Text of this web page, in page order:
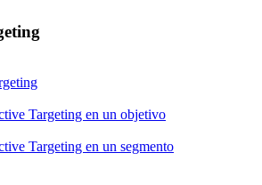
Targeting en un objetivo
Targeting en un segmento